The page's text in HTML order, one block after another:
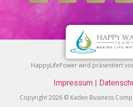
HappyLifePower wird präsentiert
Impressum |
Copyright 2026 © Kaden Business